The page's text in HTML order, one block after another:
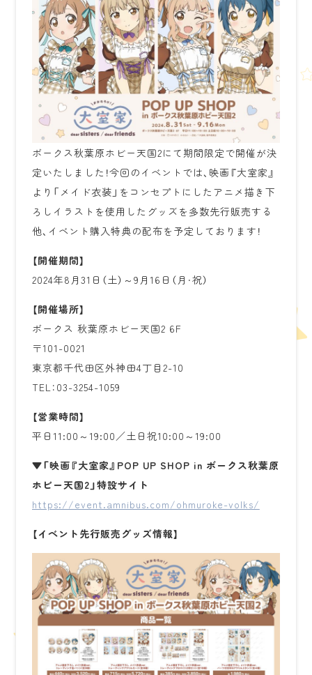
ボークス秋葉原ホビー天国2にて期間限定で開催が決
定いたしました！今回のイベントでは、映画『大室家』
より「メイド衣装」をコンセプトにしたアニメ描き下
ろしイラストを使用したグッズを多数先行販売する
他、イベント購入特典の配布を予定しております！
【開催期間】
2024年8月31日（土）～9月16日（月・祝）
【開催場所】
ボークス 秋葉原ホビー天国2 6F
〒101-0021
東京都千代田区外神田4丁目2-10
TEL：03-3254-1059
【営業時間】
平日11:00～19:00／土日祝10:00～19:00
▼「映画『大室家』POP UP SHOP in ボークス秋葉原
ホビー天国2」特設サイト
https://event.amnibus.com/ohmuroke-volks/
【イベント先行販売グッズ情報】